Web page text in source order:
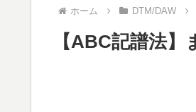
ホーム DTM/DAW
【ABC記譜法】